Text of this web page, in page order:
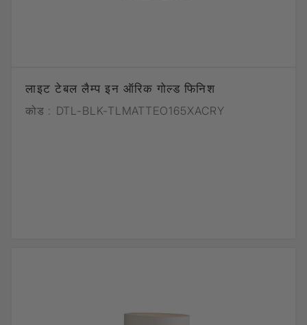
लाइट टेबल लैम्प इन ऑरिक गोल्ड फिनिश
कोड : DTL-BLK-TLMATTEO165XACRY